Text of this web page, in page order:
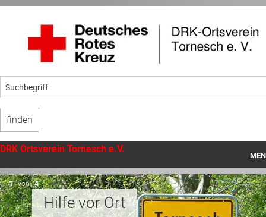
DRK Ortsverein Tornesch e.V.
Startseite
Unser OrtsvereinHilfe vor Ort
Begegnung mit Menschen
Angebote vor Ort
Ehrenamt
1 von 4